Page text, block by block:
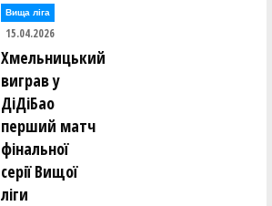
Вища лiга
15.04.2026
Хмельницький
виграв у
ДіДіБао
перший матч
фінальної
серії Вищої
ліги